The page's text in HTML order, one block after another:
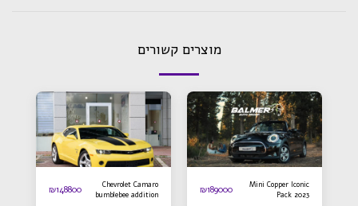
מוצרים קשורים
Mini Copper Iconic
Pack 2023
₪189000
Chevrolet Camaro
bumblebee addition
₪148800